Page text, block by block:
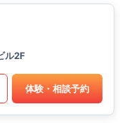
ル2F
体験・相談予約